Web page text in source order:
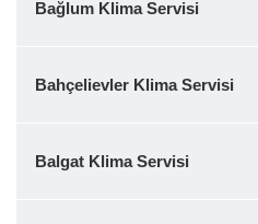
Bağlum Klima Servisi
Bahçelievler Klima Servisi
Balgat Klima Servisi